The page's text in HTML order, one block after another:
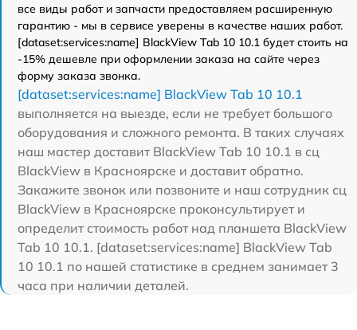
все виды работ и запчасти предоставляем расширенную
гарантию - мы в сервисе уверены в качестве наших работ.
[dataset:services:name] BlackView Tab 10 10.1 будет стоить на
-15% дешевле при оформлении заказа на сайте через
форму заказа звонка.
[dataset:services:name] BlackView Tab 10 10.1
выполняется на выезде, если не требует большого
оборудования и сложного ремонта. В таких случаях
наш мастер доставит BlackView Tab 10 10.1 в сц
BlackView в Красноярске и доставит обратно.
Закажите звонок или позвоните и наш сотрудник сц
BlackView в Красноярске проконсультирует и
определит стоимость работ над планшета BlackView
Tab 10 10.1. [dataset:services:name] BlackView Tab
10 10.1 по нашей статистике в среднем занимает 3
часа при наличии деталей.